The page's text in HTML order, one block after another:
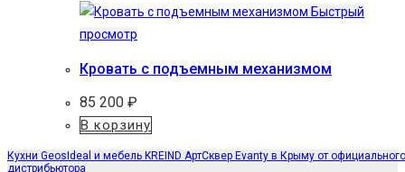
Быстрый
просмотр
Кровать с подъемным механизмом
85 200 ₽
В корзину
Кухни GeosIdeal и мебель KREIND АртСквер Evanty в Крыму от официального
дистрибьютора